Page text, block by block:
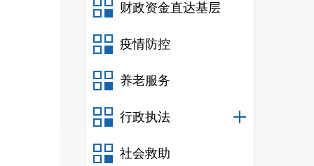
财政资金直达基层
疫情防控
养老服务
行政执法
社会救助